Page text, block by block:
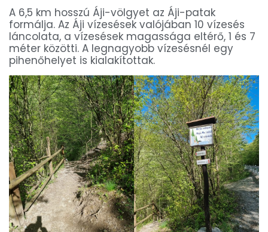
A 6,5 km hosszú Áji-völgyet az Áji-patak
formálja. Az Áji vízesések valójában 10 vízesés
láncolata, a vízesések magassága eltérő, 1 és 7
méter közötti. A legnagyobb vízesésnél egy
pihenőhelyet is kialakítottak.